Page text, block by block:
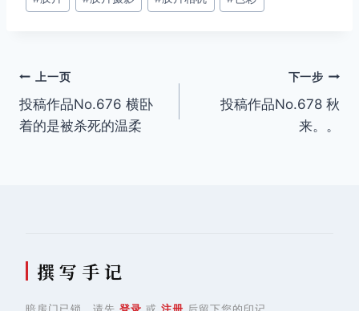
文
章
上一页
投稿作品No.676 横卧
着的是被杀死的温柔
下一步
投稿作品No.678 秋
来。。
撰 写 手 记
暗房门已锁，请先 登录 或 注册 后留下您的印记。